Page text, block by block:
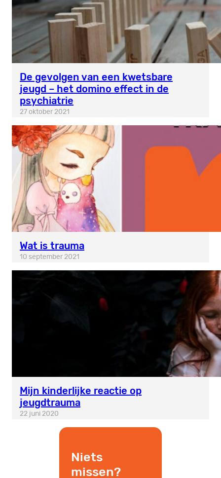
De gevolgen van een kwetsbare
jeugd – het domino effect in de
psychiatrie
27 oktober 2021
Wat is trauma
10 september 2021
Mijn kinderlijke reactie op
jeugdtrauma
22 juni 2020
Niets
missen?